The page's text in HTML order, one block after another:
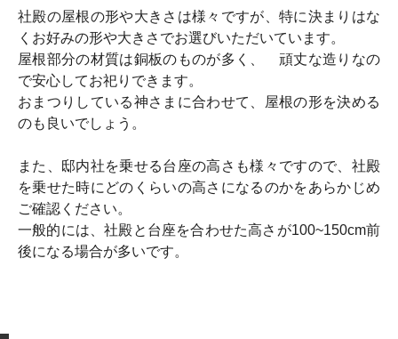
社殿の屋根の形や大きさは様々ですが、特に決まりはな
くお好みの形や大きさでお選びいただいています。
屋根部分の材質は銅板のものが多く、 頑丈な造りなの
で安心してお祀りできます。
おまつりしている神さまに合わせて、屋根の形を決める
のも良いでしょう。
また、邸内社を乗せる台座の高さも様々ですので、社殿
を乗せた時にどのくらいの高さになるのかをあらかじめ
ご確認ください。
一般的には、社殿と台座を合わせた高さが100~150cm前
後になる場合が多いです。